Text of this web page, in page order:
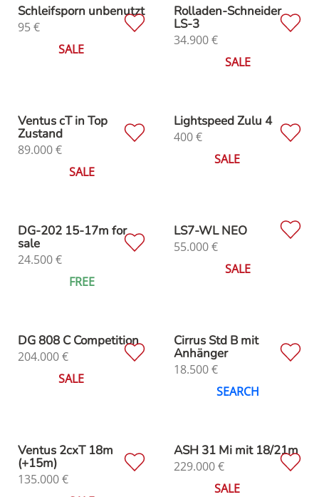
Schleifsporn unbenutzt
95€
SALE
Rolladen-Schneider
LS-3
34.900€
SALE
Ventus cT in Top
Zustand
89.000€
SALE
Lightspeed Zulu 4
400€
SALE
DG-202 15-17m for
sale
24.500€
FREE
LS7-WL NEO
55.000€
SALE
DG 808 C Competition
204.000€
SALE
Cirrus Std B mit
Anhänger
18.500€
SEARCH
Ventus 2cxT 18m
(+15m)
135.000€
ASH 31 Mi mit 18/21m
229.000€
SALE